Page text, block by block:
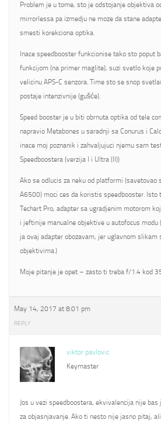
Problem je u tome, sto je odstojanje objektiva
mirrorlessa pa izmedju ne moze da stane
smesti korekciona optika.
Inace speedbooster funkcionise tako sto poput
funkcijom (na primer maglite), suzi svetlo koje
velicinu APS-C senzora. Time sto se snop
postaje intenzivnije (gušće).
Speed booster je u biti obrnuta optika od tele
napravio Metabones u saradnji sa Conurus i
inace moj poznanik i zahvaljujuci njemu sam
Speedboostera (verzija I i Ultra (II))
Ako se odlucis za neku od platformi
A6500) moci ces da koristis speedbooster. Isto
Techart Pro, adapter sa ugradjenim motorom
i jeftinije manualne objektive u autofocus modu
ja ovaj adapter obozavam, jer uglavnom
objektivima.)
Moje pitanje je opet – zasto ti treba f/1.4 kod
May 14, 2017 at 8:01 pm
REPLY
viktor pavlovic
Keymaster
Jos u vezi speedboostera, ekvivalencija nije
za objasnjavanje. Ako ti nesto nije jasno pitaj,